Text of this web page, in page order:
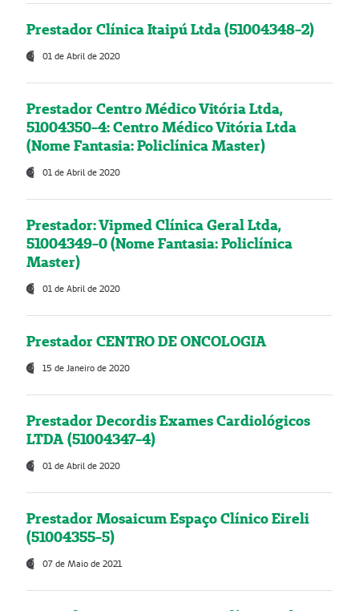
Prestador Clínica Itaipú Ltda (51004348-2)
01 de Abril de 2020
Prestador Centro Médico Vitória Ltda,
51004350-4: Centro Médico Vitória Ltda
(Nome Fantasia: Policlínica Master)
01 de Abril de 2020
Prestador: Vipmed Clínica Geral Ltda,
51004349-0 (Nome Fantasia: Policlínica
Master)
01 de Abril de 2020
Prestador CENTRO DE ONCOLOGIA
15 de Janeiro de 2020
Prestador Decordis Exames Cardiológicos
LTDA (51004347-4)
01 de Abril de 2020
Prestador Mosaicum Espaço Clínico Eireli
(51004355-5)
07 de Maio de 2021